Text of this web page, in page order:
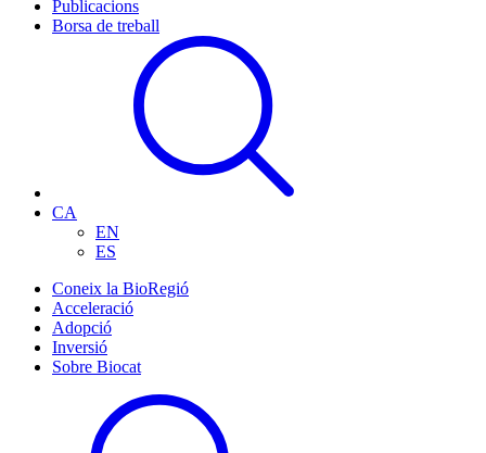
Publicacions
Borsa de treball
CA
EN
ES
Coneix la BioRegió
Acceleració
Adopció
Inversió
Sobre Biocat